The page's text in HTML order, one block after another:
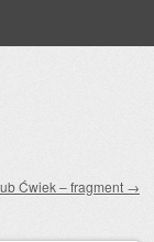
Ćwiek – fragment →